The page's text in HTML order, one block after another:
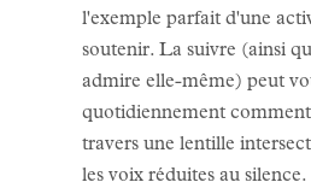
l'exemple parfait d'une
soutenir. La suivre (ainsi
admire elle-même) peut
quotidiennement
travers une lentille
les voix réduites au